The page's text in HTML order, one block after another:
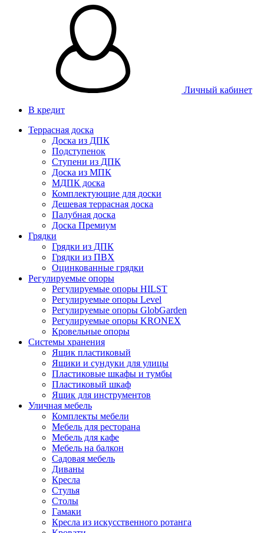
Личный кабинет
В кредит
Террасная доска
Доска из ДПК
Подступенок
Ступени из ДПК
Доска из МПК
МДПК доска
Комплектующие для доски
Дешевая террасная доска
Палубная доска
Доска Премиум
Грядки
Грядки из ДПК
Грядки из ПВХ
Оцинкованные грядки
Регулируемые опоры
Регулируемые опоры HILST
Регулируемые опоры Level
Регулируемые опоры GlobGarden
Регулируемые опоры KRONEX
Кровельные опоры
Системы хранения
Ящик пластиковый
Ящики и сундуки для улицы
Пластиковые шкафы и тумбы
Пластиковый шкаф
Ящик для инструментов
Уличная мебель
Комплекты мебели
Мебель для ресторана
Мебель для кафе
Мебель на балкон
Садовая мебель
Диваны
Кресла
Стулья
Столы
Гамаки
Кресла из искусственного ротанга